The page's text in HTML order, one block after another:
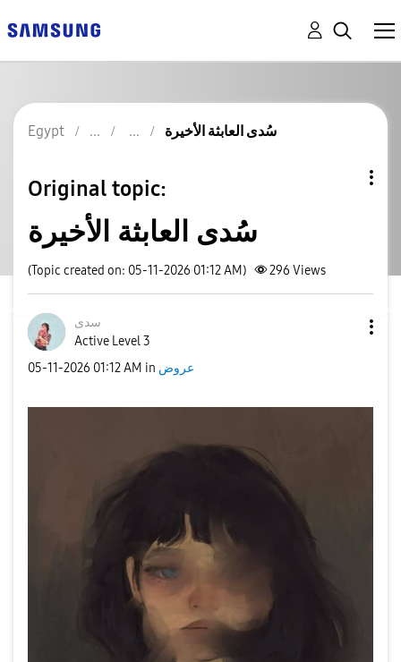
Egypt سُدى العابثة الأخيرة
Original topic:
سُدى العابثة الأخيرة
(Topic created on: 05-11-2026 01:12 AM) 296 Views
سدى
Active Level 3
‎05-11-2026 01:12 AM in عروض